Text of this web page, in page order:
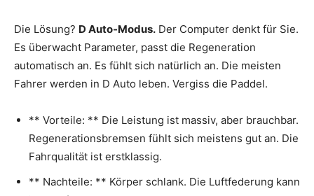
Die Lösung? D Auto-Modus. Der Computer denkt für Sie.
Es überwacht Parameter, passt die Regeneration
automatisch an. Es fühlt sich natürlich an. Die meisten
Fahrer werden in D Auto leben. Vergiss die Paddel.
** Vorteile: ** Die Leistung ist massiv, aber brauchbar.
Regenerationsbremsen fühlt sich meistens gut an. Die
Fahrqualität ist erstklassig.
** Nachteile: ** Körper schlank. Die Luftfederung kann